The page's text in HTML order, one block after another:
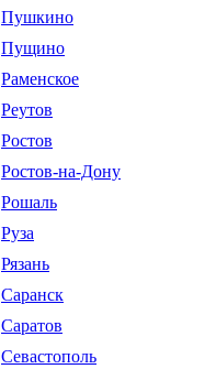
Пушкино
Пущино
Раменское
Реутов
Ростов
Ростов-на-Дону
Рошаль
Руза
Рязань
Саранск
Саратов
Севастополь